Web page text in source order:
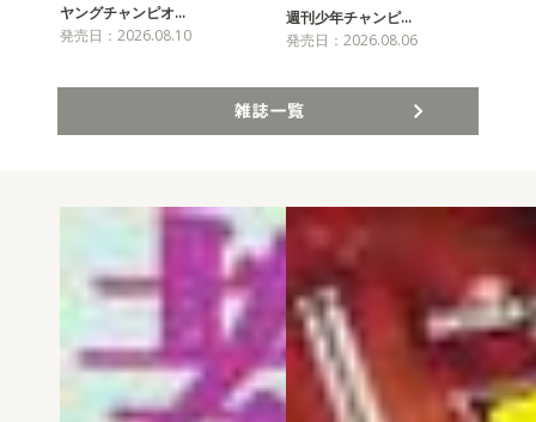
ヤングチャンピオ…
発売日：2026.08.10
週刊少年チャンピ…
発売日：2026.08.06